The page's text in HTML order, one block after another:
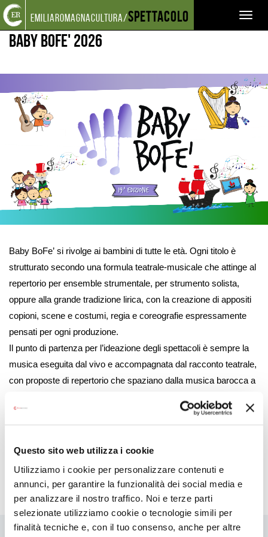
Questo sito web utilizza i cookie
Utilizziamo i cookie per personalizzare contenuti e
annunci, per garantire la funzionalità dei social media e
per analizzare il nostro traffico. Noi e terze parti
selezionate utilizziamo cookie o tecnologie simili per
finalità tecniche e, con il tuo consenso, anche per altre
Torna
alla
home
page
Cerca
nel
sito
Salta
ai
contenuti
Salta
al
menu
principale
emiliaromagnacultura/Spettacolo
EVENTI E NEWS CALENDARIO FESTIVAL BABY BOFE' 2026
Baby BoFe' 2026
Baby BoFe’ si rivolge ai bambini di tutte le età. Ogni titolo è
strutturato secondo una formula teatrale-musicale che attinge al
repertorio per ensemble strumentale, per strumento solista,
oppure alla grande tradizione lirica, con la creazione di appositi
copioni, scene e costumi, regia e coreografie espressamente
pensati per ogni produzione.
Il punto di partenza per l’ideazione degli spettacoli è sempre la
musica eseguita dal vivo e accompagnata dal racconto teatrale,
con proposte di repertorio che spaziano dalla musica barocca a
La rassegna 2026 di spettacoli per bambini si sviluppa
in un percorso ricco di coraggio, tenacia e meraviglia.
Eventi in programma